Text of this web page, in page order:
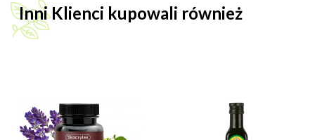
Inni Klienci kupowali również